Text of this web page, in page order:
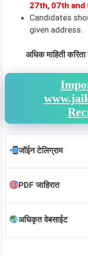
27th, 07th and
Candidates
given address.
अधिक माहिती करिता
जॉईन टेलिग्राम
PDF जाहिरात
अधिकृत वेबसाईट